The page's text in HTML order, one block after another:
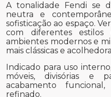
A tonalidade Fendi se
neutra e
sofisticação ao espaço.
com diferentes
ambientes modernos e
mais clássicas e
Indicado para uso
móveis, divisórias e
acabamento
refinado.